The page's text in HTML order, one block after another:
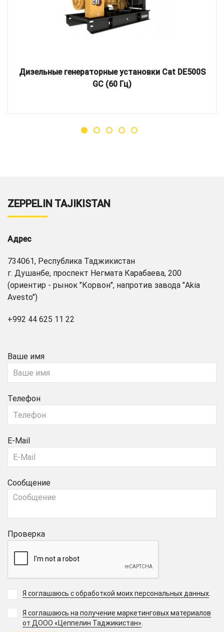
Дизельные генераторные установки Cat DE500S
GC (60 Гц)
ZEPPELIN TAJIKISTAN
Адрес
734061, Республика Таджикистан
г. Душанбе, проспект Негмата Карабаева, 200
(ориентир - рынок "Корвон", напротив завода "Akia
Avesto")
+992 44 625 11 22
Ваше имя
Телефон
E-Mail
Сообщение
Проверка
Я соглашаюсь с обработкой моих персональных данных
Я соглашаюсь на получение маркетинговых материалов
от ДООО «Цеппелин Таджикистан».